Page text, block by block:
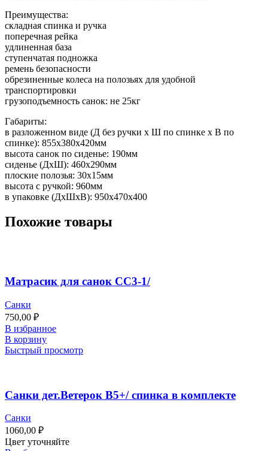
Преимущества:
складная спинка и ручка
поперечная рейка
удлиненная база
ступенчатая подножка
ремень безопасности
обрезиненные колеса на полозьях для удобной
транспортировки
грузоподъемность санок: не 25кг
Габариты:
в разложенном виде (Д без ручки х Ш по спинке х В по
спинке): 855х380х420мм
высота санок по сиденье: 190мм
сиденье (ДхШ): 460х290мм
плоские полозья: 30х15мм
высота с ручкой: 960мм
в упаковке (ДхШхВ): 950х470х400
Похожие товары
Матрасик для санок СС3-1/
Санки
750,00 ₽
В избранное
В корзину
Быстрый просмотр
Санки дет.Ветерок В5+/ спинка в комплекте
Санки
1060,00 ₽
Цвет уточняйте